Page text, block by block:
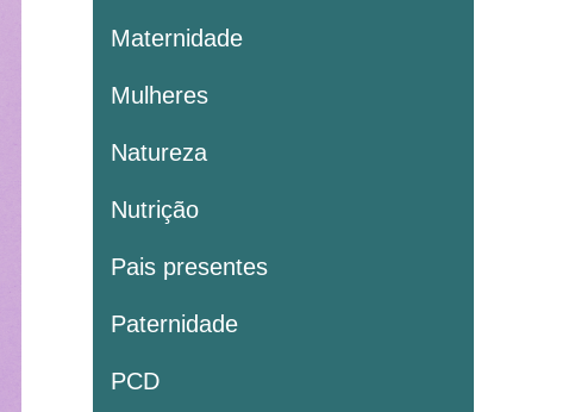
Maternidade
Mulheres
Natureza
Nutrição
Pais presentes
Paternidade
PCD